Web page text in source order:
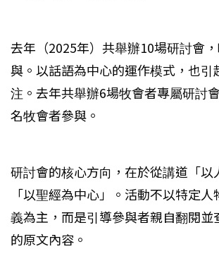
去年（2025年）共舉辦10場研討會
與。以話語為中心的運作模式，也引
注。去年共舉辦6場牧會者專屬研討
名牧會者參與。
研討會的核心方向，在於從講道「以
「以聖經為中心」。活動不以特定
義為主，而是引導參與者親自翻閱並
的原文內容。